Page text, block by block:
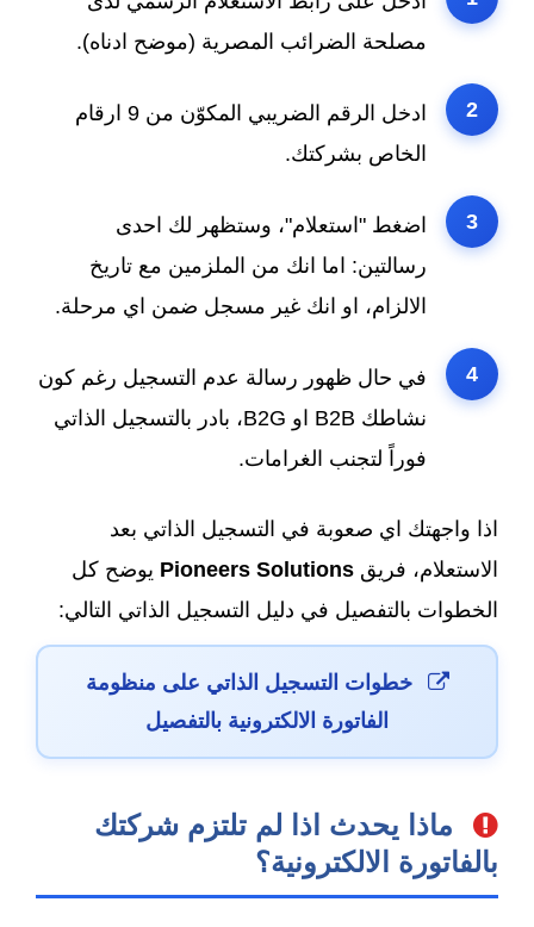
مصلحة الضرائب المصرية (موضح ادناه).
2
ادخل الرقم الضريبي المكوّن من 9 ارقام
الخاص بشركتك.
3
اضغط "استعلام"، وستظهر لك احدى
رسالتين: اما انك من الملزمين مع تاريخ
الالزام، او انك غير مسجل ضمن اي مرحلة.
4
في حال ظهور رسالة عدم التسجيل رغم كون
نشاطك B2B او B2G، بادر بالتسجيل الذاتي
فوراً لتجنب الغرامات.
اذا واجهتك اي صعوبة في التسجيل الذاتي بعد
الاستعلام، فريق Pioneers Solutions يوضح كل
الخطوات بالتفصيل في دليل التسجيل الذاتي التالي:
خطوات التسجيل الذاتي على منظومة
الفاتورة الالكترونية بالتفصيل
ماذا يحدث اذا لم تلتزم شركتك
بالفاتورة الالكترونية؟